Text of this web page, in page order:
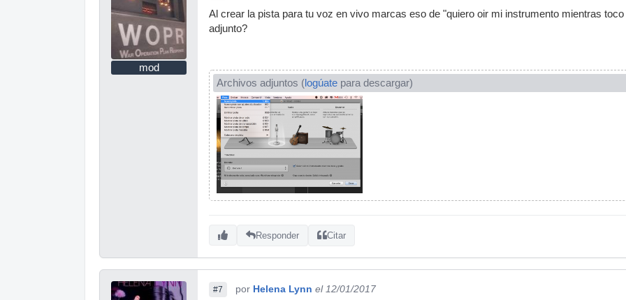
mod
Al crear la pista para tu voz en vivo marcas eso de "quiero oir mi instrumento mientras
adjunto?
Archivos adjuntos (logúate para descargar)
Responder Citar
#7 por Helena Lynn el 12/01/2017